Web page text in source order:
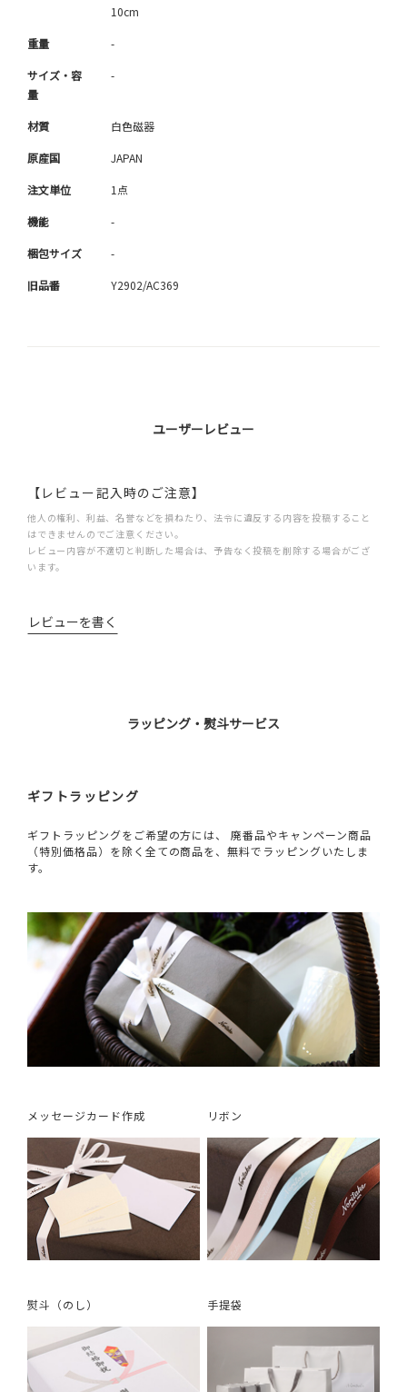
10cm
重量 -
サイズ・容
量
-
材質 白色磁器
原産国 JAPAN
注文単位 1点
機能 -
梱包サイズ -
旧品番 Y2902/AC369
ユーザーレビュー
【レビュー記入時のご注意】
他人の権利、利益、名誉などを損ねたり、法令に違反する内容を投稿すること
はできませんのでご注意ください。
レビュー内容が不適切と判断した場合は、予告なく投稿を削除する場合がござ
います。
レビューを書く
ラッピング・熨斗サービス
ギフトラッピング
ギフトラッピングをご希望の方には、 廃番品やキャンペーン商品
（特別価格品）を除く全ての商品を、無料でラッピングいたしま
す。
メッセージカード作成 リボン
熨斗（のし） 手提袋